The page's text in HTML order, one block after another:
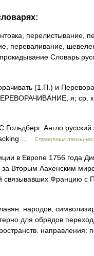
перелистывание,
переваливание,
Словарь
(1.П.) и
я; ср.
Англо русский
…
Справочник
в Европе 1756 года
Вторым Аахенским
связывавших Францию
народов,
для обрядов